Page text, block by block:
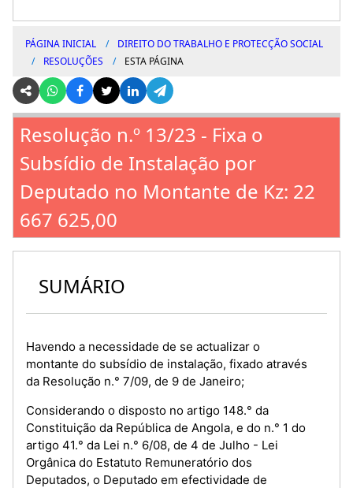
PÁGINA INICIAL
DIREITO DO TRABALHO E PROTECÇÃO SOCIAL
RESOLUÇÕES
ESTA PÁGINA
Resolução n.º 13/23 - Fixa o
Subsídio de Instalação por
Deputado no Montante de Kz: 22
667 625,00
SUMÁRIO
Havendo a necessidade de se actualizar o
montante do subsídio de instalação, fixado através
da Resolução n.° 7/09, de 9 de Janeiro;
Considerando o disposto no artigo 148.° da
Constituição da República de Angola, e do n.° 1 do
artigo 41.° da Lei n.° 6/08, de 4 de Julho - Lei
Orgânica do Estatuto Remuneratório dos
Deputados, o Deputado em efectividade de